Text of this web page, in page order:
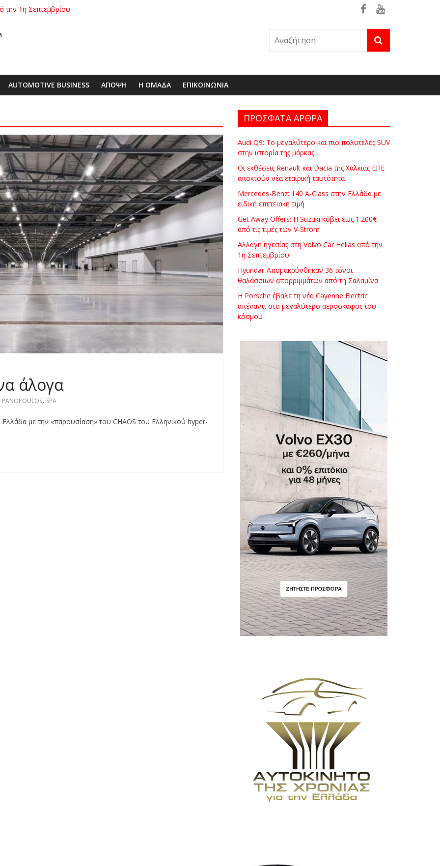
την 1η Σεπτεμβρίου
ΕΠΕ αποκτούν νέα εταιρική ταυτότητα
ειδική επετειακή τιμή
από τις τιμές των V-Strom
AUTOMOTIVE BUSINESS ΑΠΟΨΗ Η ΟΜΑΔΑ ΕΠΙΚΟΙΝΩΝΙΑ
άλογα
PANOPOULOS, SPA
με την «παρουσίαση» του CHAOS του Ελληνικού hyper-
ΠΡΟΣΦΑΤΑ ΑΡΘΡΑ
Audi Q9: Το μεγαλύτερο και πιο πολυτελές SUV
στην ιστορία της μάρκας
Οι εκθέσεις Renault και Dacia της Χαλκιάς ΕΠΕ
αποκτούν νέα εταιρική ταυτότητα
Mercedes-Benz: 140 A-Class στην Ελλάδα με
ειδική επετειακή τιμή
Get Away Offers: Η Suzuki κόβει έως 1.200€
από τις τιμές των V-Strom
Αλλαγή ηγεσίας στη Volvo Car Hellas από την
1η Σεπτεμβρίου
Hyundai: Απομακρύνθηκαν 36 τόνοι
θαλάσσιων απορριμμάτων από τη Σαλαμίνα
Η Porsche έβαλε τη νέα Cayenne Electric
απέναντι στο μεγαλύτερο αεροσκάφος του
κόσμου